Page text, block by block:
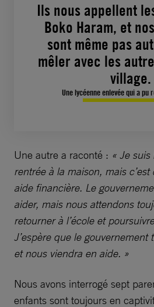
Ils nous appellent
Boko Haram, et
sont même pas
mêler avec les
village.
Une lycéenne enlevée qui a pu
Une autre a raconté : « Je suis
rentrée à la maison, mais
aide financière. Le
aider, mais nous attendons
retourner à l’école et
J’espère que le gouvernement
et nous viendra en aide. »
Nous avons interrogé sept
enfants sont toujours en